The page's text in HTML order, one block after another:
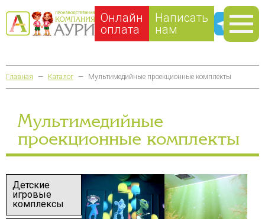
Онлайн
оплата
Написать
нам
Главная — Каталог — Мультимедийные проекционные комплекты
Мультимедийные
проекционные комплекты
Детские
игровые
комплексы